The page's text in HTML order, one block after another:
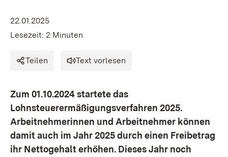
22.01.2025
Lesezeit: 2 Minuten
Teilen Text vorlesen
Zum 01.10.2024 startete das
Lohnsteuerermäßigungsverfahren 2025.
Arbeitnehmerinnen und Arbeitnehmer können
damit auch im Jahr 2025 durch einen Freibetrag
ihr Nettogehalt erhöhen. Dieses Jahr noch